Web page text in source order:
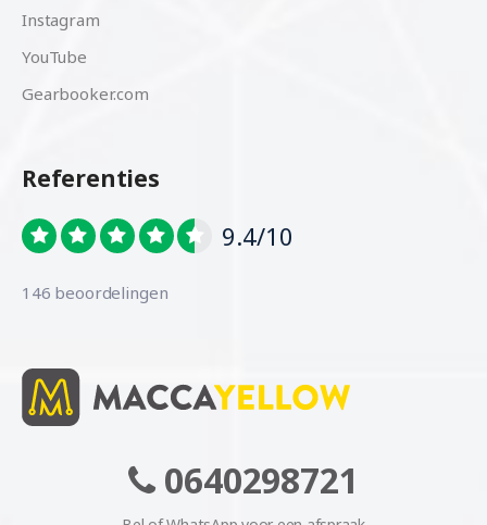
Instagram
YouTube
Gearbooker.com
Referenties
9.4/10
146 beoordelingen
0640298721